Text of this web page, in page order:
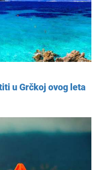
u Grčkoj ovog leta